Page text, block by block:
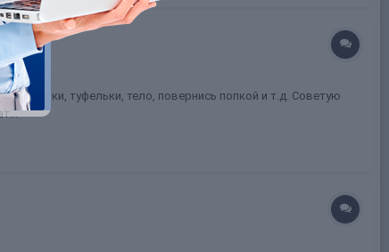
пяточки, туфельки, тело, повернись попкой и т.д. Советую